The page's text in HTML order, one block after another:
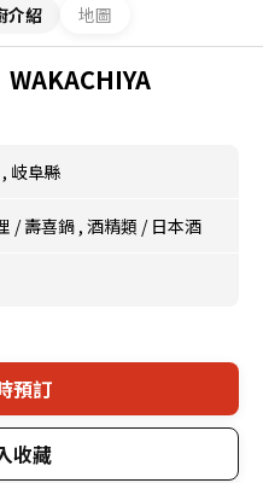
介紹 地圖
, 岐阜縣
/壽喜鍋 , 酒精類 / 日本酒
預訂
收藏